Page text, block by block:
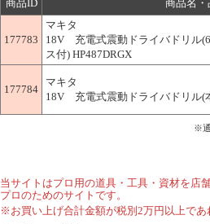
商品ID 商品名・
177783
マキタ
18V 充電式震動ドライバドリル
ス付) HP487DRGX
177784
マキタ
18V 充電式震動ドライバドリル(
※
当サイトはプロ用の道具・工具・資材を店
プロのためのサイトです。
※お買い上げ合計金額が税別2万円以上で